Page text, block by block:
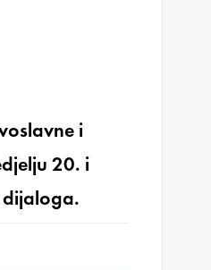
i
20. i
dijaloga.